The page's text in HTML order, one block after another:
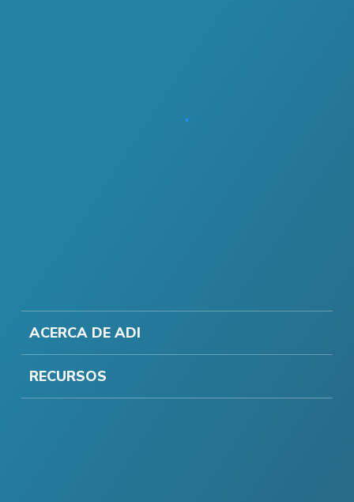
ACERCA DE ADI
RECURSOS